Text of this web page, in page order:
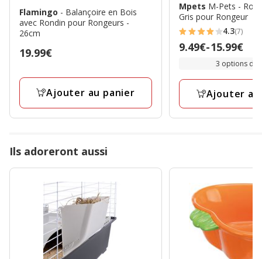
Flamingo - Balançoire en Bois
avec Rondin pour Rongeurs -
26cm
Prix
19.99€
Ajouter au panier
Mpets M-Pets -
Gris pour Rongeur
4.3
étoiles
7
4.3(7)
Prix
15.99€
9.49€-15.99€
3 options de
Ajouter
Ils adoreront aussi